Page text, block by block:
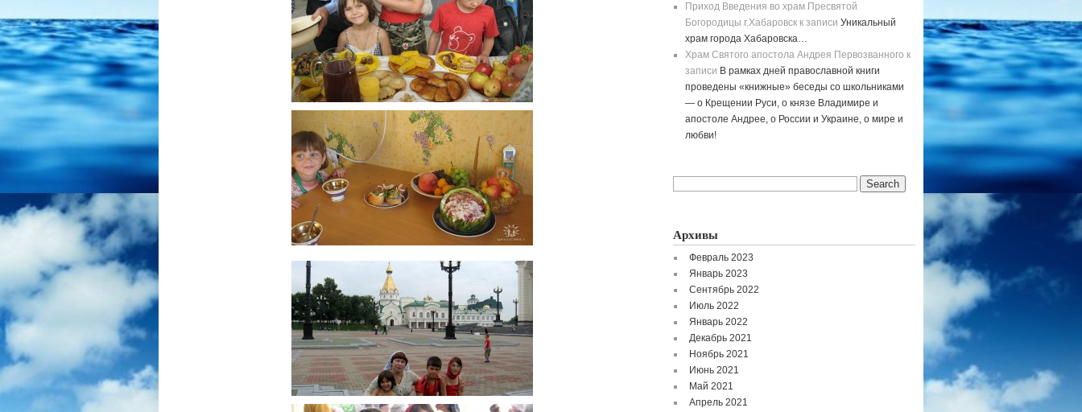
Приход Введения во храм Пресвятой
Богородицы г.Хабаровск к записи Уникальный
храм города Хабаровска…
Храм Святого апостола Андрея Первозванного к
записи В рамках дней православной книги
проведены «книжные» беседы со школьниками
— о Крещении Руси, о князе Владимире и
апостоле Андрее, о России и Украине, о мире и
любви!
Архивы
Февраль 2023
Январь 2023
Сентябрь 2022
Июль 2022
Январь 2022
Декабрь 2021
Ноябрь 2021
Июнь 2021
Май 2021
Апрель 2021